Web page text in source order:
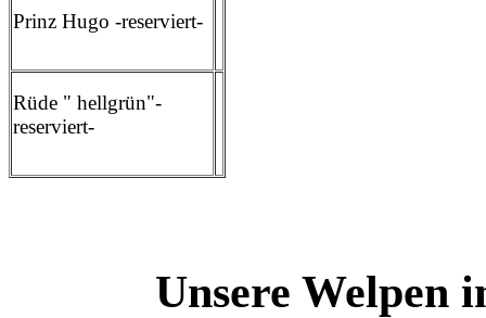
Prinz Hugo -reserviert-
Rüde " hellgrün"-
reserviert-
Unsere Welpen